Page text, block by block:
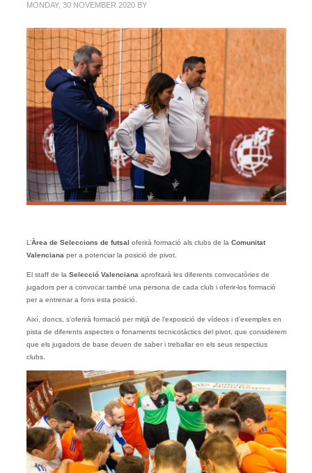
MONDAY, 30 NOVEMBER 2020 BY
L’Àrea de Seleccions de futsal oferirà formació als clubs de la Comunitat
Valenciana per a potenciar la posició de pivot.
El staff de la Selecció Valenciana aprofitarà les diferents convocatòries de
jugadors per a convocar també una persona de cada club i oferir-los formació
per a entrenar a fons esta posició.
Així, doncs, s’oferirà formació per mitjà de l’exposició de vídeos i d’exemples en
pista de diferents aspectes o fonaments tecnicotàctics del pivot, que considerem
que els jugadors de base deuen de saber i treballar en els seus respectius
clubs.